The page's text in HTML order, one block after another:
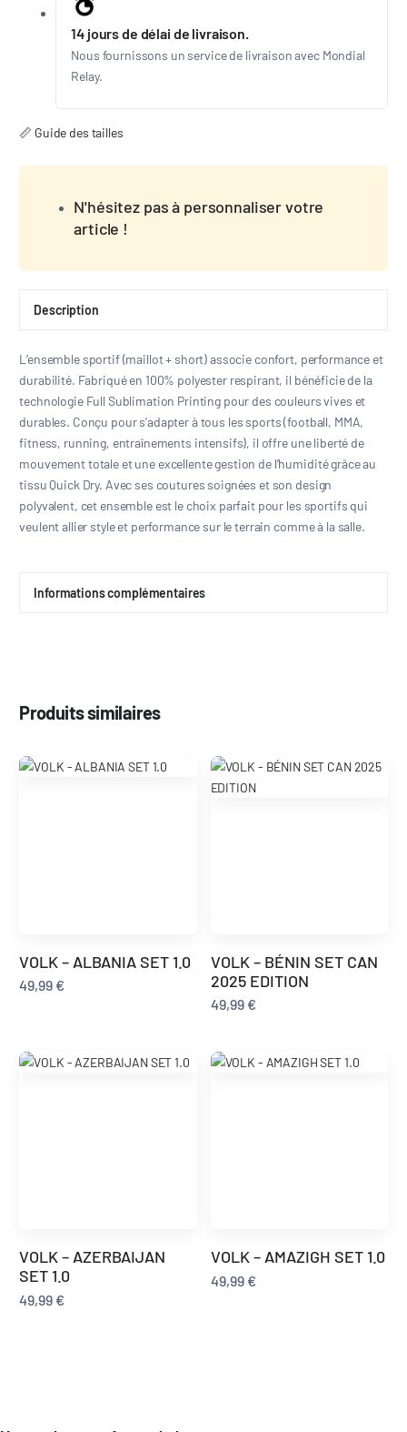
14 jours de délai de livraison.
Nous fournissons un service de livraison avec Mondial
Relay.
📏 Guide des tailles
N'hésitez pas à personnaliser votre
article !
Description
L’ensemble sportif (maillot + short) associe confort, performance et
durabilité. Fabriqué en 100% polyester respirant, il bénéficie de la
technologie Full Sublimation Printing pour des couleurs vives et
durables. Conçu pour s’adapter à tous les sports (football, MMA,
fitness, running, entraînements intensifs), il offre une liberté de
mouvement totale et une excellente gestion de l’humidité grâce au
tissu Quick Dry. Avec ses coutures soignées et son design
polyvalent, cet ensemble est le choix parfait pour les sportifs qui
veulent allier style et performance sur le terrain comme à la salle.
Informations complémentaires
Produits similaires
VOLK – ALBANIA SET 1.0
49,99 €
VOLK – BÉNIN SET CAN
2025 EDITION
49,99 €
VOLK – AZERBAIJAN
SET 1.0
49,99 €
VOLK – AMAZIGH SET 1.0
49,99 €